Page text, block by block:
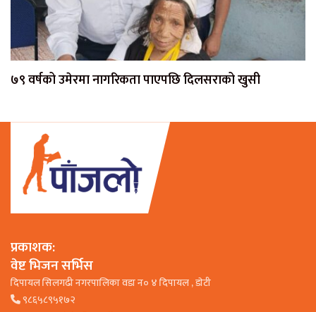
७९ वर्षको उमेरमा नागरिकता पाएपछि दिलसराको खुसी
प्रकाशक:
वेष्ट भिजन सर्भिस
दिपायल सिलगढी नगरपालिका वडा न० ४ दिपायल , डाेटी
९८६५८९५१७२